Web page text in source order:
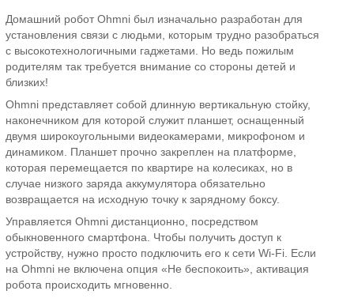
Домашний робот Ohmni был изначально разработан для
установления связи с людьми, которым трудно разобраться
с высокотехнологичными гаджетами. Но ведь пожилым
родителям так требуется внимание со стороны детей и
близких!
Ohmni представляет собой длинную вертикальную стойку,
наконечником для которой служит планшет, оснащенный
двумя широкоугольными видеокамерами, микрофоном и
динамиком. Планшет прочно закреплен на платформе,
которая перемещается по квартире на колесиках, но в
случае низкого заряда аккумулятора обязательно
возвращается на исходную точку к зарядному боксу.
Управляется Ohmni дистанционно, посредством
обыкновенного смартфона. Чтобы получить доступ к
устройству, нужно просто подключить его к сети Wi-Fi. Если
на Ohmni не включена опция «Не беспокоить», активация
робота происходить мгновенно.